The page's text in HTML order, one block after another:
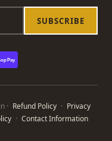
SUBSCRIBE
Pay
· Refund Policy · Privacy
· Contact Information